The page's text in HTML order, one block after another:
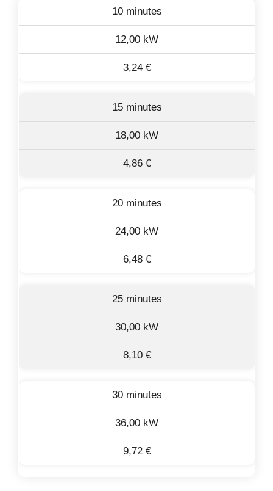
10 minutes
12,00 kW
3,24 €
15 minutes
18,00 kW
4,86 €
20 minutes
24,00 kW
6,48 €
25 minutes
30,00 kW
8,10 €
30 minutes
36,00 kW
9,72 €